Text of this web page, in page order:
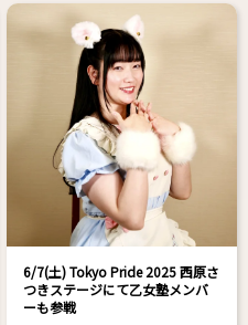
6/7(土) Tokyo Pride 2025 西原さ
つきステージにて乙女塾メンバ
ーも参戦